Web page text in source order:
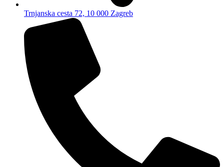
Trnjanska cesta 72, 10 000 Zagreb